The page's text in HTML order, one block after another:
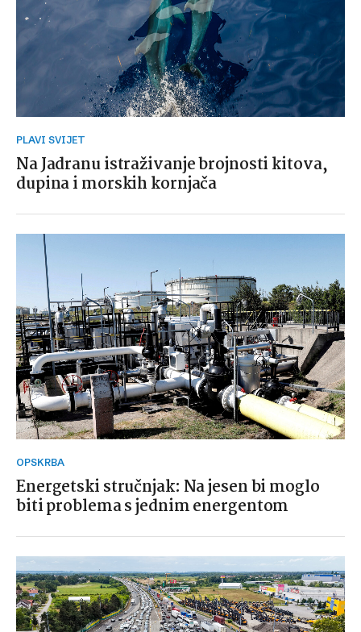
PLAVI SVIJET
Na Jadranu istraživanje brojnosti kitova,
dupina i morskih kornjača
OPSKRBA
Energetski stručnjak: Na jesen bi moglo
biti problema s jednim energentom